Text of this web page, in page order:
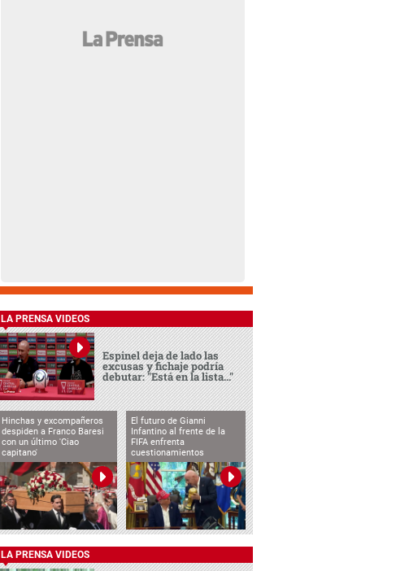
LA PRENSA VIDEOS
Espinel deja de lado las
excusas y fichaje podría
debutar: "Está en la lista..."
Hinchas y excompañeros
despiden a Franco Baresi
con un último 'Ciao
capitano'
El futuro de Gianni
Infantino al frente de la
FIFA enfrenta
cuestionamientos
LA PRENSA VIDEOS